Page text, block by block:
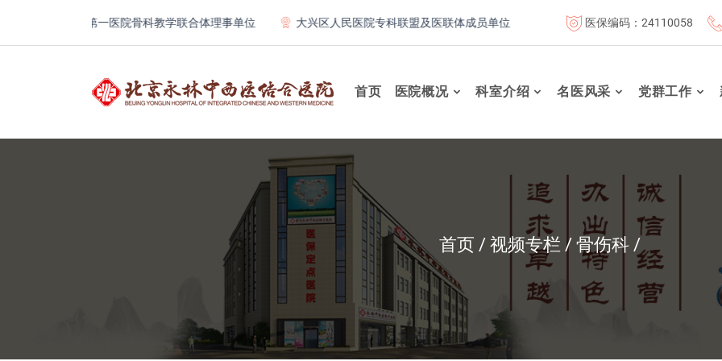
北京大学第一医院骨科教学联合体理事单位 大兴区人民医院专科联盟及医联体成员单位 首都医科大学附属北京康复医院联体
医保编码：24110058
首页 医院概况 科室介绍 名医风采 党群工作
首页 视频专栏 骨伤科